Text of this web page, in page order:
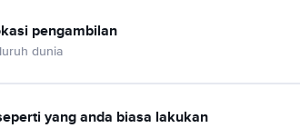
pengambilan
dunia
yang anda biasa lakukan